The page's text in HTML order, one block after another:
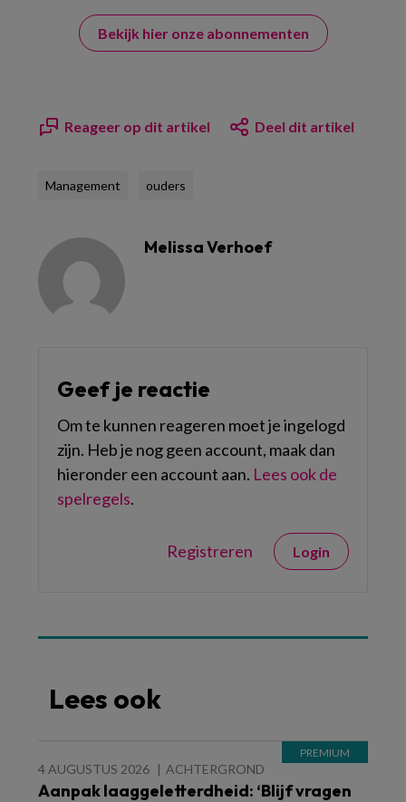
Bekijk hier onze abonnementen
Reageer op dit artikel Deel dit artikel
Management ouders
Melissa Verhoef
Geef je reactie
Om te kunnen reageren moet je ingelogd
zijn. Heb je nog geen account, maak dan
hieronder een account aan. Lees ook de
spelregels.
Registreren Login
Lees ook
4 AUGUSTUS 2026 ACHTERGROND
Aanpak laaggeletterdheid: ‘Blijf vragen